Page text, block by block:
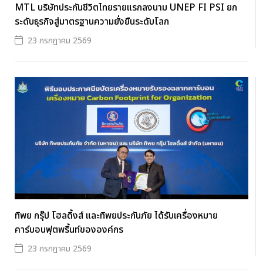
MTL บริษัทประกันชีวิตไทยรายแรกลงนาม UNEP FI PSI ยก
ระดับธุรกิจสู่มาตรฐานความยั่งยืนระดับโลก
23 กรกฎาคม 2569
ทิพย กรุ๊ป โฮลดิ้งส์ และทิพยประกันภัย ได้รับเครื่องหมาย
คาร์บอนฟุตพริ้นท์ขององค์กร
23 กรกฎาคม 2569